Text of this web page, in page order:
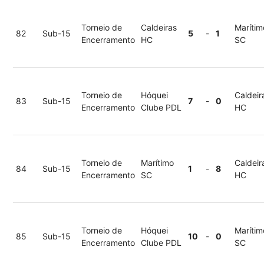
82 Sub-15
Torneio de
Encerramento
Caldeiras
HC
5 - 1
SC
83 Sub-15
Torneio de
Encerramento
Hóquei
Clube PDL
7 - 0
HC
84 Sub-15
Torneio de
Encerramento
Marítimo
SC
1 - 8
HC
85 Sub-15
Torneio de
Encerramento
Hóquei
Clube PDL
10 - 0
SC